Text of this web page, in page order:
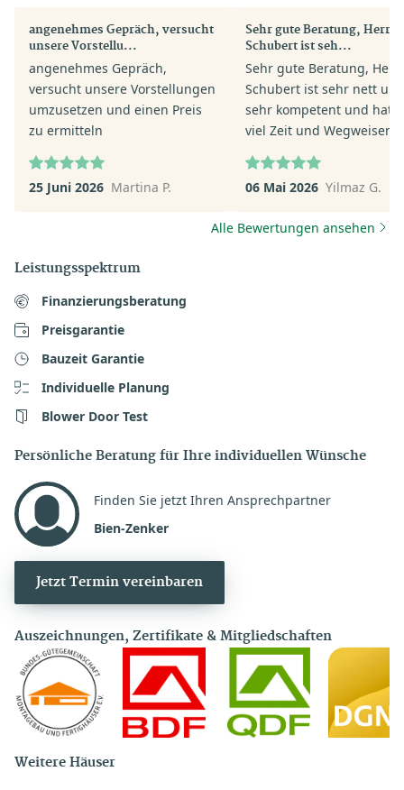
angenehmes Gepräch, versucht
unsere Vorstellu...
angenehmes Gepräch,
versucht unsere Vorstellungen
umzusetzen und einen Preis
zu ermitteln
25 Juni 2026 Martina P.
Sehr gute Beratung, Herr
Schubert ist seh...
Sehr gute Beratung, Herr
Schubert ist sehr nett und
sehr kompetent und hat
viel Zeit und
geholfen. Mir und
ganz andere Perspektive
eröffnet sehr zu Positiv.
mit Herrn Pit Schubert.
06 Mai 2026 Yilmaz G.
Alle Bewertungen ansehen
Leistungsspektrum
Finanzierungsberatung
Preisgarantie
Bauzeit Garantie
Individuelle Planung
Blower Door Test
Persönliche Beratung für Ihre individuellen Wünsche
Finden Sie jetzt Ihren Ansprechpartner
Bien-Zenker
Jetzt Termin vereinbaren
Auszeichnungen, Zertifikate & Mitgliedschaften
Weitere Häuser